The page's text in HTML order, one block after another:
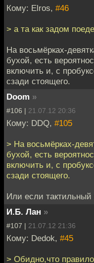
Кому: Elros, #46
> а та как задом
На восьмёрках-
бухой, есть
включить и, с
сзади стоящего.
Doom »
#106 | 21.07.12 20:36
Кому: DDQ, #105
> На восьмёрках-
бухой, есть
включить и, с
сзади стоящего.
Или если тактильный
И.Б. Лан »
#107 | 21.07.12 21:36
Кому: Dedok, #45
> Обидно,что